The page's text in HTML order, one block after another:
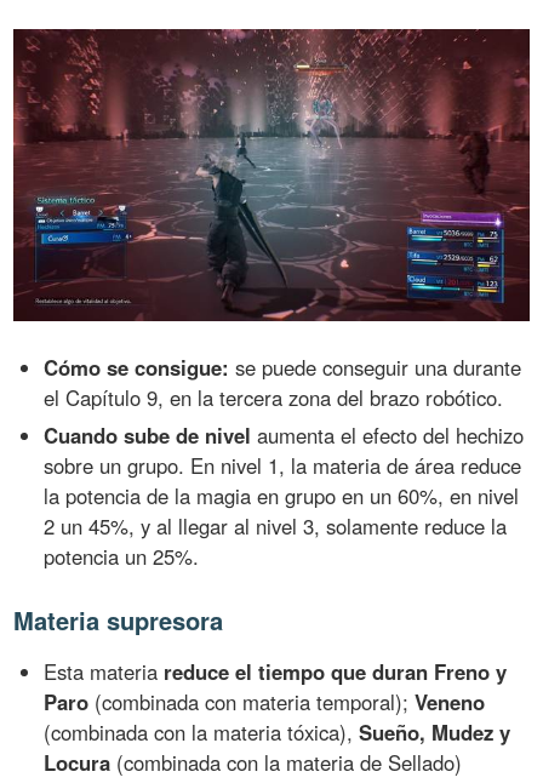
Cómo se consigue: se puede conseguir una durante
el Capítulo 9, en la tercera zona del brazo robótico.
Cuando sube de nivel aumenta el efecto del hechizo
sobre un grupo. En nivel 1, la materia de área reduce
la potencia de la magia en grupo en un 60%, en nivel
2 un 45%, y al llegar al nivel 3, solamente reduce la
potencia un 25%.
Materia supresora
Esta materia reduce el tiempo que duran Freno y
Paro (combinada con materia temporal);Veneno
(combinada con la materia tóxica),Sueño, Mudez y
Locura (combinada con la materia de Sellado)